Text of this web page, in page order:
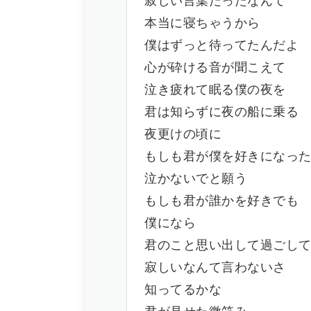
本当に寝ちゃうから
僕はずっと待ってたんだよ
心が砕ける音が聞こえて
泣き疲れて眠る僕の夜を
君は知らずに夜の船に乗る
夜更けの頃に
もしも君が僕を好きになっ
泣かないでと願う
もしも君が誰かを好きでも
僕になら
君のこと思い出して過ごし
寂しいなんて言わないさ
知ってるかな